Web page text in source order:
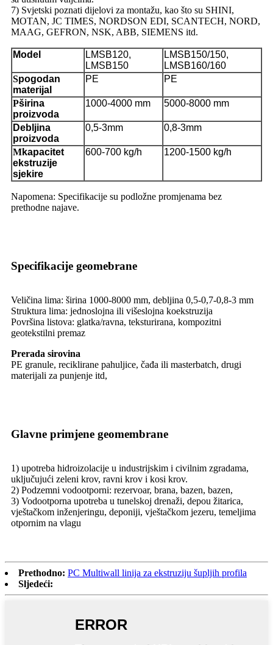
7) Svjetski poznati dijelovi za montažu, kao što su SHINI,
MOTAN, JC TIMES, NORDSON EDI, SCANTECH, NORD,
MAAG, GEFRON, NSK, ABB, SIEMENS itd.
Model
LMSB120,
LMSB150
LMSB150/150,
LMSB160/160
Spogodan
materijal
PE PE
Pširina
proizvoda
1000-4000 mm 5000-8000 mm
Debljina
proizvoda
0,5-3mm 0,8-3mm
Mkapacitet
ekstruzije
sjekire
600-700 kg/h 1200-1500 kg/h
Napomena: Specifikacije su podložne promjenama bez
prethodne najave.
Specifikacije geomebrane
Veličina lima: širina 1000-8000 mm, debljina 0,5-0,7-0,8-3 mm
Struktura lima: jednoslojna ili višeslojna koekstruzija
Površina listova: glatka/ravna, teksturirana, kompozitni
geotekstilni premaz
Prerada sirovina
PE granule, reciklirane pahuljice, čađa ili masterbatch, drugi
materijali za punjenje itd,
Glavne primjene geomembrane
1) upotreba hidroizolacije u industrijskim i civilnim zgradama,
uključujući zeleni krov, ravni krov i kosi krov.
2) Podzemni vodootporni: rezervoar, brana, bazen, bazen,
3) Vodootporna upotreba u tunelskoj drenaži, depou žitarica,
vještačkom inženjeringu, deponiji, vještačkom jezeru, temeljima
otpornim na vlagu
Prethodno: PC Multiwall linija za ekstruziju šupljih profila
Sljedeći: